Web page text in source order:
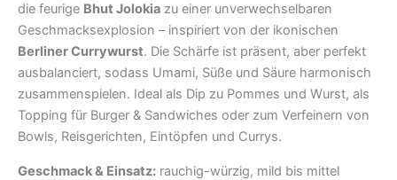
die feurige Bhut Jolokia zu einer unverwechselbaren
Geschmacksexplosion – inspiriert von der ikonischen
Berliner Currywurst. Die Schärfe ist präsent, aber perfekt
ausbalanciert, sodass Umami, Süße und Säure harmonisch
zusammenspielen. Ideal als Dip zu Pommes und Wurst, als
Topping für Burger & Sandwiches oder zum Verfeinern von
Bowls, Reisgerichten, Eintöpfen und Currys.
Geschmack & Einsatz: rauchig-würzig, mild bis mittel